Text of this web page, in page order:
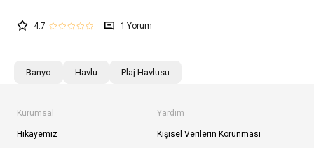
4.7 1
Banyo Havlu Plaj Havlusu
Kurumsal
Hikayemiz
Yardım
Kişisel Verilerin Korunması